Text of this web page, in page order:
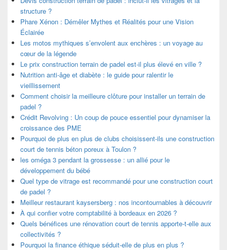
structure ?
Phare Xénon : Démêler Mythes et Réalités pour une Vision
Éclairée
Les motos mythiques s’envolent aux enchères : un voyage au
cœur de la légende
Le prix construction terrain de padel est-il plus élevé en ville ?
Nutrition anti-âge et diabète : le guide pour ralentir le
vieillissement
Comment choisir la meilleure clôture pour installer un terrain de
padel ?
Crédit Revolving : Un coup de pouce essentiel pour dynamiser la
croissance des PME
Pourquoi de plus en plus de clubs choisissent-ils une construction
court de tennis béton poreux à Toulon ?
les oméga 3 pendant la grossesse : un allié pour le
développement du bébé
Quel type de vitrage est recommandé pour une construction court
de padel ?
Meilleur restaurant kaysersberg : nos incontournables à découvrir
À qui confier votre comptabilité à bordeaux en 2026 ?
Quels bénéfices une rénovation court de tennis apporte-t-elle aux
collectivités ?
Pourquoi la finance éthique séduit-elle de plus en plus ?